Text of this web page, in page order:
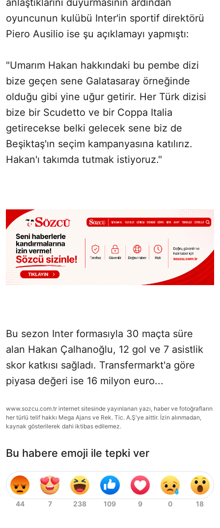
anlaştıklarını duyurmasının ardından
oyuncunun kulübü Inter'in sportif direktörü
Piero Ausilio ise şu açıklamayı yapmıştı:
"Umarım Hakan hakkındaki bu pembe dizi
bize geçen sene Galatasaray örneğinde
olduğu gibi yine uğur getirir. Her Türk dizisi
bize bir Scudetto ve bir Coppa Italia
getirecekse belki gelecek sene biz de
Beşiktaş'ın seçim kampanyasına katılırız.
Hakan'ı takımda tutmak istiyoruz."
Bu sezon Inter formasıyla 30 maçta süre
alan Hakan Çalhanoğlu, 12 gol ve 7 asistlik
skor katkısı sağladı. Transfermarkt'a göre
piyasa değeri ise 16 milyon euro...
www.sozcu.com.tr internet sitesinde yayınlanan yazı, haber ve fotoğrafların
her türlü telif hakkı Mega Ajans ve Rek. Tic. A.Ş'ye aittir. İzin alınmadan,
kaynak gösterilerek dahi iktibas edilemez.
Bu habere emoji ile tepki ver